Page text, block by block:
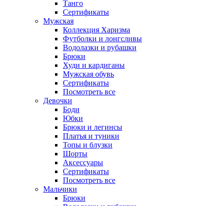
Танго
Сертификаты
Мужская
Коллекция Харизма
Футболки и лонгсливы
Водолазки и рубашки
Брюки
Худи и кардиганы
Мужская обувь
Сертификаты
Посмотреть все
Девочки
Боди
Юбки
Брюки и легинсы
Платья и туники
Топы и блузки
Шорты
Аксессуары
Сертификаты
Посмотреть все
Мальчики
Брюки